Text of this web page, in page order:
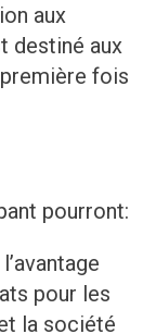
aux
destiné aux
fois
pourront:
pour les
la société